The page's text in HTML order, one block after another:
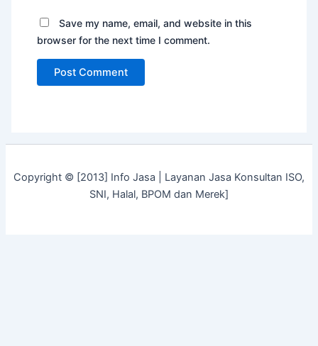
Save my name, email, and website in this
browser for the next time I comment.
Copyright © [2013] Info Jasa | Layanan Jasa Konsultan ISO,
SNI, Halal, BPOM dan Merek]